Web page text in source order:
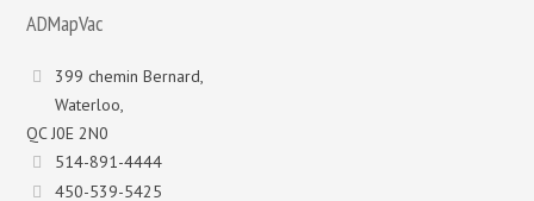
ADMapVac
399 chemin Bernard,
Waterloo,
QC J0E 2N0
514-891-4444
450-539-5425